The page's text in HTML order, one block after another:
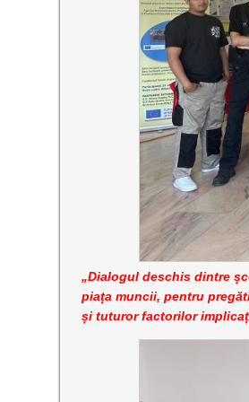
„Dialogul deschis dintre
piața muncii, pentru
și tuturor factorilor